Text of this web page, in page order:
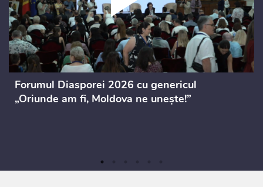
Forumul Diasporei 2026 cu genericul
„Oriunde am fi, Moldova ne unește!”